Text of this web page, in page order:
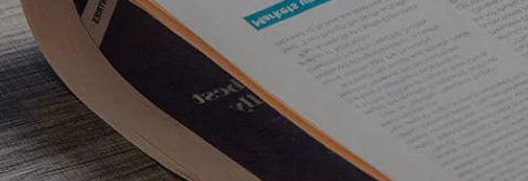
其他形装坚
食品塑料瓶
圆形系列广口食品塑料瓶
保健品塑料瓶